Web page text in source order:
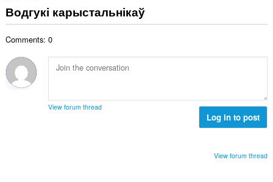
Водгукі карыстальнікаў
Comments: 0
View forum thread
Log in to post
View forum thread